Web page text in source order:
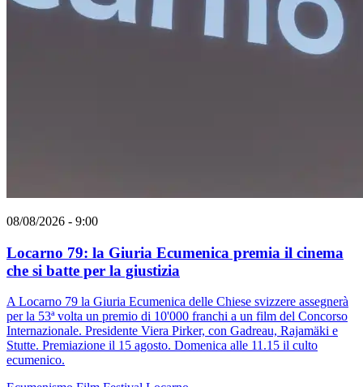
08/08/2026 - 9:00
Locarno 79: la Giuria Ecumenica premia il cinema
che si batte per la giustizia
A Locarno 79 la Giuria Ecumenica delle Chiese svizzere assegnerà
per la 53ª volta un premio di 10'000 franchi a un film del Concorso
Internazionale. Presidente Viera Pirker, con Gadreau, Rajamäki e
Stutte. Premiazione il 15 agosto. Domenica alle 11.15 il culto
ecumenico.